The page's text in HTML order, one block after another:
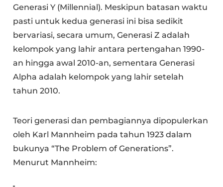
Generasi Y (Millennial). Meskipun batasan waktu
pasti untuk kedua generasi ini bisa sedikit
bervariasi, secara umum, Generasi Z adalah
kelompok yang lahir antara pertengahan 1990-
an hingga awal 2010-an, sementara Generasi
Alpha adalah kelompok yang lahir setelah
tahun 2010.
Teori generasi dan pembagiannya dipopulerkan
oleh Karl Mannheim pada tahun 1923 dalam
bukunya “The Problem of Generations”.
Menurut Mannheim: